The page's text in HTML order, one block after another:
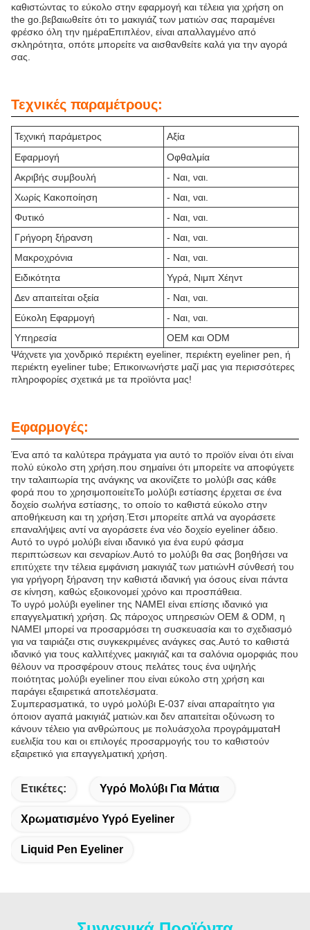
καθιστώντας το εύκολο στην εφαρμογή και τέλεια για χρήση on
the go.βεβαιωθείτε ότι το μακιγιάζ των ματιών σας παραμένει
φρέσκο όλη την ημέραΕπιπλέον, είναι απαλλαγμένο από
σκληρότητα, οπότε μπορείτε να αισθανθείτε καλά για την αγορά
σας.
Τεχνικές παραμέτρους:
Τεχνική παράμετρος
Αξία
Εφαρμογή
Οφθαλμία
Ακριβής συμβουλή
- Ναι, ναι.
Χωρίς Κακοποίηση
- Ναι, ναι.
Φυτικό
- Ναι, ναι.
Γρήγορη ξήρανση
- Ναι, ναι.
Μακροχρόνια
- Ναι, ναι.
Ειδικότητα
Υγρά, Νιμπ Χέηντ
Δεν απαιτείται οξεία
- Ναι, ναι.
Εύκολη Εφαρμογή
- Ναι, ναι.
Υπηρεσία
OEM και ODM
Ψάχνετε για χονδρικό περιέκτη eyeliner, περιέκτη eyeliner pen, ή
περιέκτη eyeliner tube; Επικοινωνήστε μαζί μας για περισσότερες
πληροφορίες σχετικά με τα προϊόντα μας!
Εφαρμογές:
Ένα από τα καλύτερα πράγματα για αυτό το προϊόν είναι ότι είναι
πολύ εύκολο στη χρήση.που σημαίνει ότι μπορείτε να αποφύγετε
την ταλαιπωρία της ανάγκης να ακονίζετε το μολύβι σας κάθε
φορά που το χρησιμοποιείτεΤο μολύβι εστίασης έρχεται σε ένα
δοχείο σωλήνα εστίασης, το οποίο το καθιστά εύκολο στην
αποθήκευση και τη χρήση.Έτσι μπορείτε απλά να αγοράσετε
επαναλήψεις αντί να αγοράσετε ένα νέο δοχείο eyeliner άδειο.
Αυτό το υγρό μολύβι είναι ιδανικό για ένα ευρύ φάσμα
περιπτώσεων και σεναρίων.Αυτό το μολύβι θα σας βοηθήσει να
επιτύχετε την τέλεια εμφάνιση μακιγιάζ των ματιώνΗ σύνθεσή του
για γρήγορη ξήρανση την καθιστά ιδανική για όσους είναι πάντα
σε κίνηση, καθώς εξοικονομεί χρόνο και προσπάθεια.
Το υγρό μολύβι eyeliner της NAMEI είναι επίσης ιδανικό για
επαγγελματική χρήση. Ως πάροχος υπηρεσιών OEM & ODM, η
NAMEI μπορεί να προσαρμόσει τη συσκευασία και το σχεδιασμό
για να ταιριάζει στις συγκεκριμένες ανάγκες σας.Αυτό το καθιστά
ιδανικό για τους καλλιτέχνες μακιγιάζ και τα σαλόνια ομορφιάς που
θέλουν να προσφέρουν στους πελάτες τους ένα υψηλής
ποιότητας μολύβι eyeliner που είναι εύκολο στη χρήση και
παράγει εξαιρετικά αποτελέσματα.
Συμπερασματικά, το υγρό μολύβι E-037 είναι απαραίτητο για
όποιον αγαπά μακιγιάζ ματιών.και δεν απαιτείται οξύνωση το
κάνουν τέλειο για ανθρώπους με πολυάσχολα προγράμματαΗ
ευελιξία του και οι επιλογές προσαρμογής του το καθιστούν
εξαιρετικό για επαγγελματική χρήση.
Ετικέτες: Υγρό Μολύβι Για Μάτια
Χρωματισμένο Υγρό Eyeliner
Liquid Pen Eyeliner